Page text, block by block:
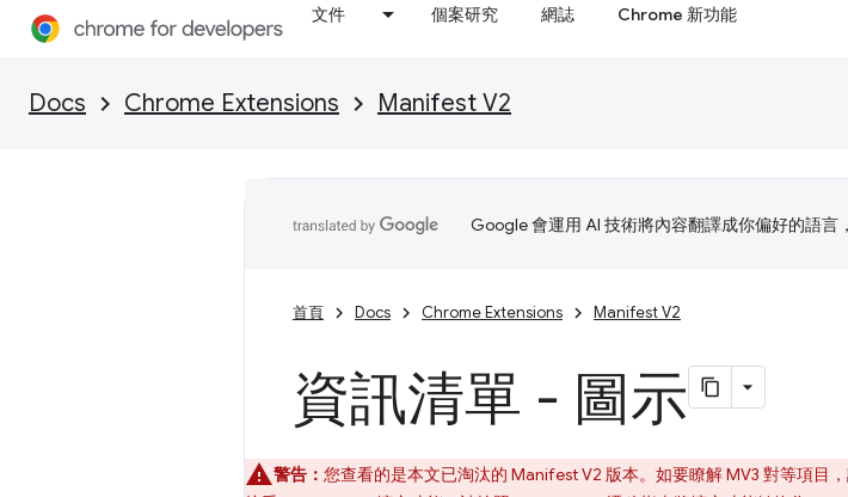
文件 個案研究 網誌 Chrome 新功能
Docs Chrome Extensions Manifest V2
Google 會運用 AI 技術將內容翻譯成你偏好的語言
首頁 Docs Chrome Extensions Manifest V2
資訊清單 - 圖示
警告： 您查看的是本文已淘汰的 Manifest V2 版本。如要瞭解 MV3 對等項目